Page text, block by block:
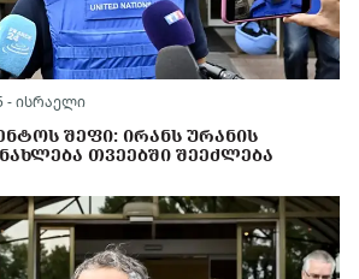
- ისრაელი
ᲨᲔᲤᲘ: ᲘᲠᲐᲜᲡ ᲣᲠᲐᲜᲘᲡ
ᲗᲕᲔᲔᲑᲨᲘ ᲨᲔᲔᲫᲚᲔᲑᲐ